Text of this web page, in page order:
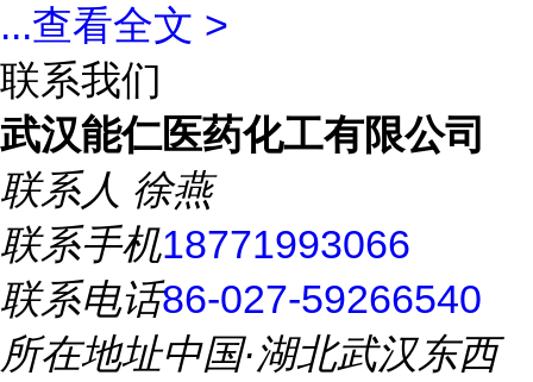
...查看全文 >
联系我们
武汉能仁医药化工有限公司
联系人 徐燕
联系手机18771993066
联系电话86-027-59266540
所在地址中国·湖北武汉东西